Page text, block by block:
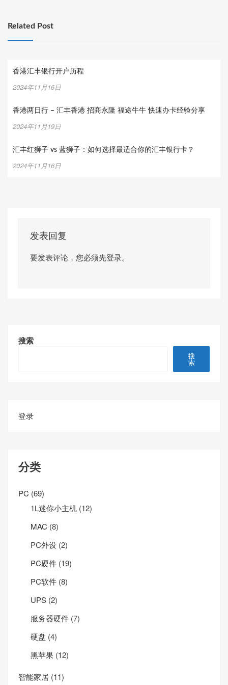
Related Post
香港汇丰银行开户历程
2024年11月16日
香港两日行 – 汇丰香港 招商永隆 福途牛牛 快速办卡经验分享
2024年11月19日
汇丰红狮子 vs 蓝狮子：如何选择最适合你的汇丰银行卡？
2024年11月16日
发表回复
要发表评论，您必须先登录。
搜索
搜
索
登录
分类
PC (69)
1L迷你小主机 (12)
MAC (8)
PC外设 (2)
PC硬件 (19)
PC软件 (8)
UPS (2)
服务器硬件 (7)
硬盘 (4)
黑苹果 (12)
智能家居 (11)